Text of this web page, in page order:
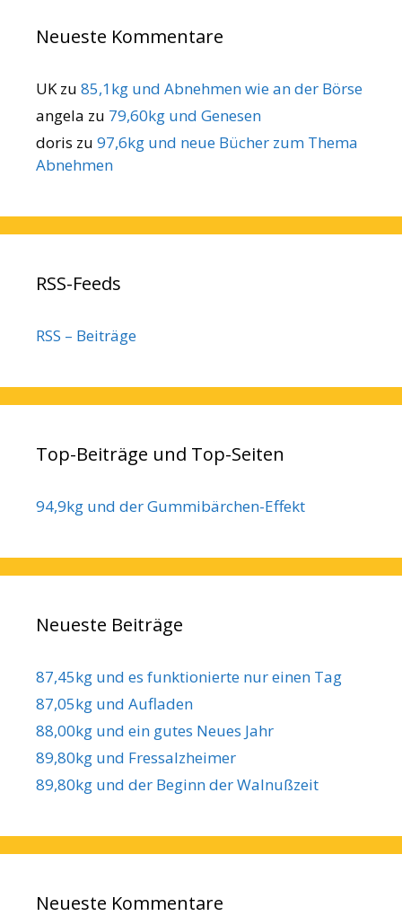
Neueste Kommentare
UKzu 85,1kg und Abnehmen wie an der Börse
angela zu 79,60kg und Genesen
doris zu 97,6kg und neue Bücher zum Thema
Abnehmen
RSS-Feeds
RSS – Beiträge
Top-Beiträge und Top-Seiten
94,9kg und der Gummibärchen-Effekt
Neueste Beiträge
87,45kg und es funktionierte nur einen Tag
87,05kg und Aufladen
88,00kg und ein gutes Neues Jahr
89,80kg und Fressalzheimer
89,80kg und der Beginn der Walnußzeit
Neueste Kommentare